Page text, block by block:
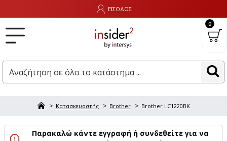
ΕΙΣΟΔΟΣ
0
Κατασκευαστής Brother Brother LC1220BK
Παρακαλώ κάντε εγγραφή ή συνδεθείτε για να